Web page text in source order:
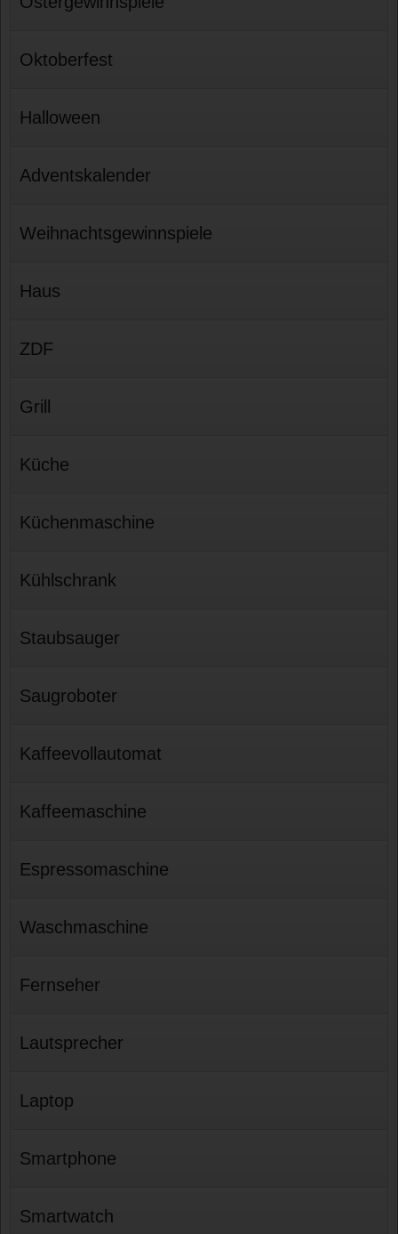
Oktoberfest
Halloween
Adventskalender
Weihnachtsgewinnspiele
Haus
ZDF
Grill
Küche
Küchenmaschine
Kühlschrank
Staubsauger
Saugroboter
Kaffeevollautomat
Kaffeemaschine
Espressomaschine
Waschmaschine
Fernseher
Lautsprecher
Laptop
Smartphone
Smartwatch